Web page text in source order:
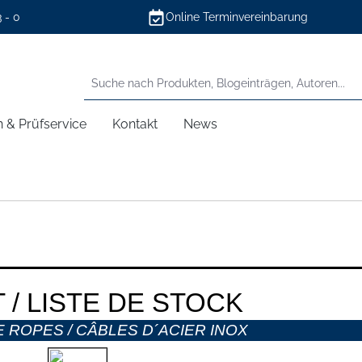
- 0 Online Terminvereinbarung
& Prüfservice Kontakt News